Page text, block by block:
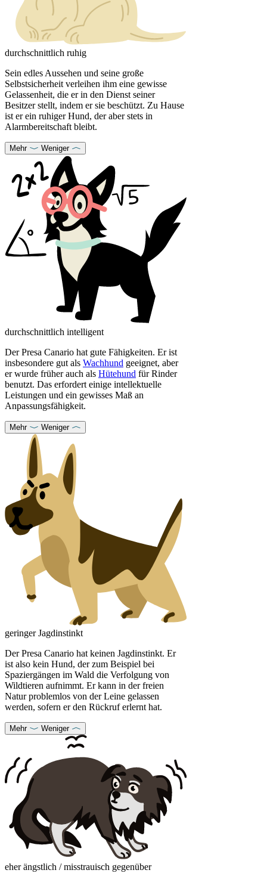
durchschnittlich ruhig
Sein edles Aussehen und seine große
Selbstsicherheit verleihen ihm eine gewisse
Gelassenheit, die er in den Dienst seiner
Besitzer stellt, indem er sie beschützt. Zu Hause
ist er ein ruhiger Hund, der aber stets in
Alarmbereitschaft bleibt.
Mehr Weniger
durchschnittlich intelligent
Der Presa Canario hat gute Fähigkeiten. Er ist
insbesondere gut als Wachhund geeignet, aber
er wurde früher auch als Hütehund für Rinder
benutzt. Das erfordert einige intellektuelle
Leistungen und ein gewisses Maß an
Anpassungsfähigkeit.
Mehr Weniger
geringer Jagdinstinkt
Der Presa Canario hat keinen Jagdinstinkt. Er
ist also kein Hund, der zum Beispiel bei
Spaziergängen im Wald die Verfolgung von
Wildtieren aufnimmt. Er kann in der freien
Natur problemlos von der Leine gelassen
werden, sofern er den Rückruf erlernt hat.
Mehr Weniger
eher ängstlich / misstrauisch gegenüber